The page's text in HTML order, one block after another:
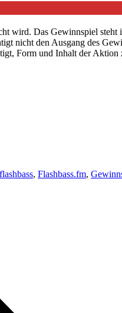
wird. Das Gewinnspiel
nicht den Ausgang des
Form und Inhalt der Aktion
flashbass, Flashbass.fm,